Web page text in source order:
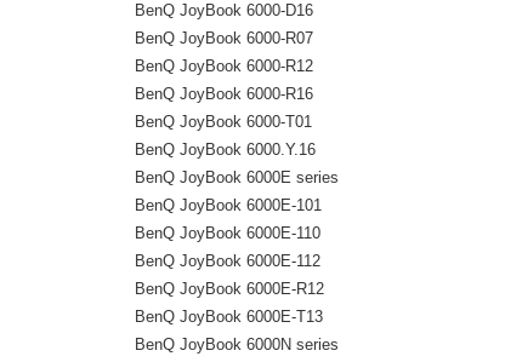
BenQ JoyBook 6000-D16
BenQ JoyBook 6000-R07
BenQ JoyBook 6000-R12
BenQ JoyBook 6000-R16
BenQ JoyBook 6000-T01
BenQ JoyBook 6000.Y.16
BenQ JoyBook 6000E series
BenQ JoyBook 6000E-101
BenQ JoyBook 6000E-110
BenQ JoyBook 6000E-112
BenQ JoyBook 6000E-R12
BenQ JoyBook 6000E-T13
BenQ JoyBook 6000N series